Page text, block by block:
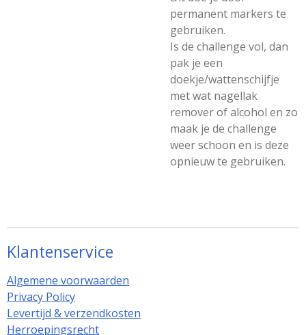
permanent markers te
gebruiken.
Is de challenge vol, dan
pak je een
doekje/wattenschijfje
met wat nagellak
remover of alcohol en zo
maak je de challenge
weer schoon en is deze
opnieuw te gebruiken.
Klantenservice
Algemene voorwaarden
Privacy Policy
Levertijd & verzendkosten
Herroepingsrecht